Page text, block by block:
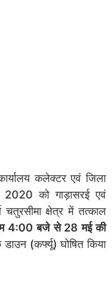
कलेक्टर एवं जिला
2020 को गाड़ासरई एवं
क्षेत्र में तत्काल
4:00 बजे से 28 मई की
(कर्फ्यू) घोषित किया